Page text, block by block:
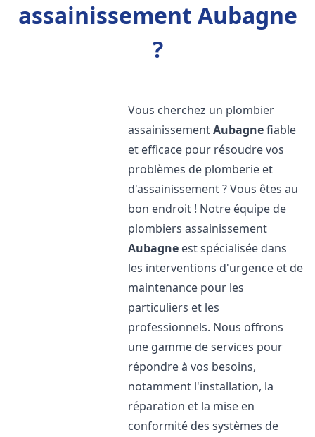
assainissement Aubagne
?
Vous cherchez un plombier
assainissementAubagnefiable
et efficace pour résoudre vos
problèmes de plomberie et
d'assainissement ? Vous êtes au
bon endroit ! Notre équipe de
plombiers assainissement
Aubagne est spécialisée dans
les interventions d'urgence et de
maintenance pour les
particuliers et les
professionnels. Nous offrons
une gamme de services pour
répondre à vos besoins,
notamment l'installation, la
réparation et la mise en
conformité des systèmes de